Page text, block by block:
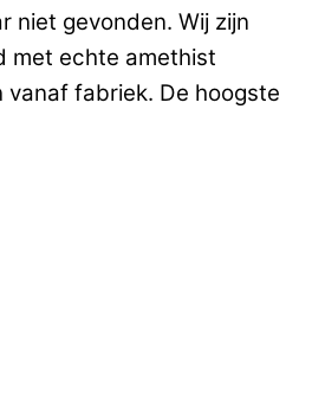
niet gevonden. Wij zijn
met echte amethist
vanaf fabriek. De hoogste